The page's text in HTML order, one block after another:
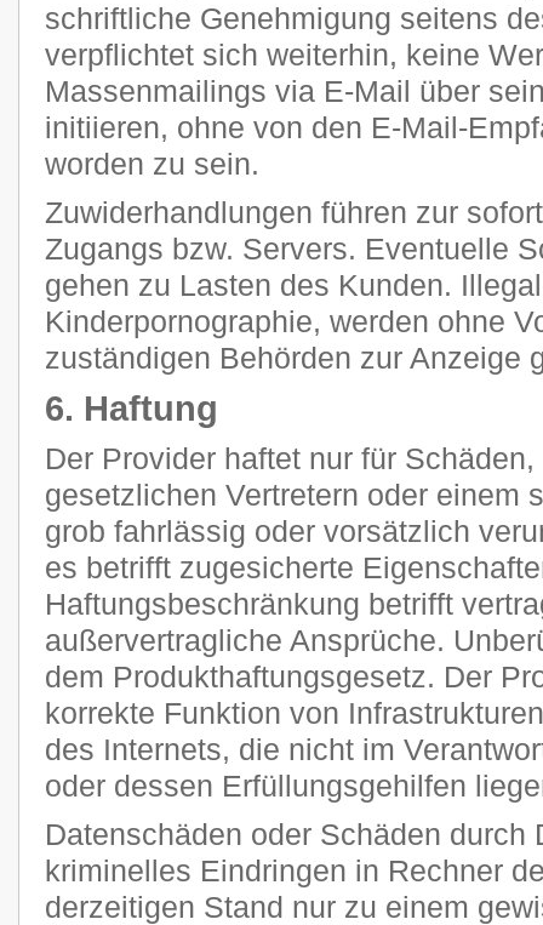
schriftliche Genehmigung seitens
verpflichtet sich weiterhin, keine
Massenmailings via E-Mail über
initiieren, ohne von den E-Mail-
worden zu sein.
Zuwiderhandlungen führen zur
Zugangs bzw. Servers. Eventuelle
gehen zu Lasten des Kunden.
Kinderpornographie, werden ohne
zuständigen Behörden zur Anzeige
6. Haftung
Der Provider haftet nur für
gesetzlichen Vertretern oder einem
grob fahrlässig oder vorsätzlich
es betrifft zugesicherte
Haftungsbeschränkung betrifft
außervertragliche Ansprüche.
dem Produkthaftungsgesetz. Der
korrekte Funktion von
des Internets, die nicht im
oder dessen Erfüllungsgehilfen
Datenschäden oder Schäden durch
kriminelles Eindringen in Rechner
derzeitigen Stand nur zu einem